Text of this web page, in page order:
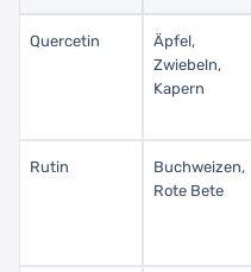
Quercetin
Äpfel,
Zwiebeln,
Kapern
Rutin
Buchweizen,
Rote Bete